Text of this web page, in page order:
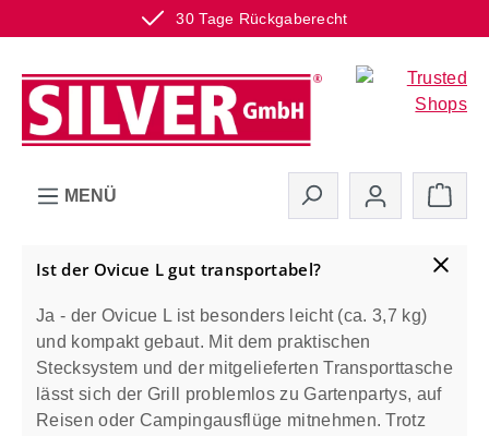
30 Tage Rückgaberecht
Zum Hauptinhalt springen
MENÜ
Ist der Ovicue L gut transportabel?
Ja - der Ovicue L ist besonders leicht (ca. 3,7 kg)
und kompakt gebaut. Mit dem praktischen
Stecksystem und der mitgelieferten Transporttasche
lässt sich der Grill problemlos zu Gartenpartys, auf
Reisen oder Campingausflüge mitnehmen. Trotz